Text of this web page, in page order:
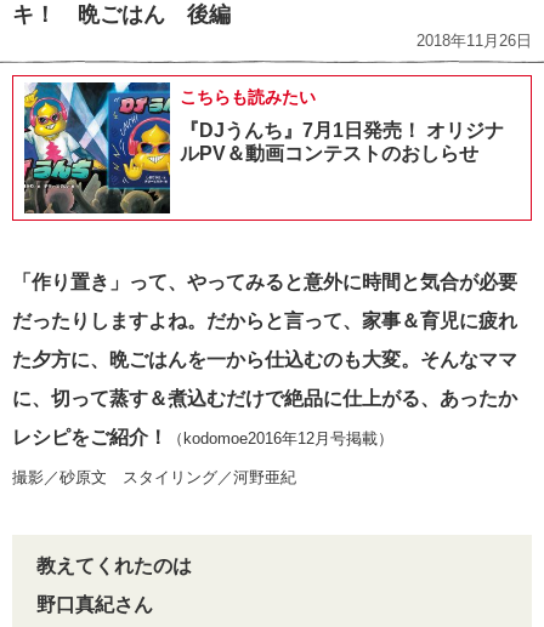
キ！ 晩ごはん 後編
2018年11月26日
こちらも読みたい
『DJうんち』7月1日発売！ オリジナ
ルPV＆動画コンテストのおしらせ
「作り置き」って、やってみると意外に時間と気合が必要
だったりしますよね。 だからと言って、家事＆育児に疲れ
た夕方に、晩ごはんを一から仕込むのも大変。 そんなママ
に、切って蒸す＆煮込むだけで絶品に仕上がる、あったか
レシピをご紹介！
（kodomoe2016年12月号掲載）
撮影／砂原文 スタイリング／河野亜紀
教えてくれたのは
野口真紀さん